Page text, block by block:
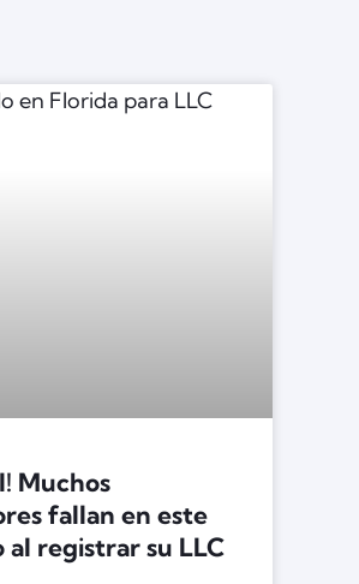
Muchos
fallan en este
registrar su LLC